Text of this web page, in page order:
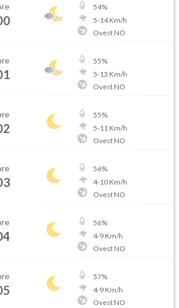
54%
5-14Km/h
Ovest NO
55%
5-13 Km/h
Ovest NO
55%
5-11 Km/h
Ovest NO
56%
4-10Km/h
Ovest NO
56%
4-9Km/h
Ovest NO
57%
4-9Km/h
Ovest NO